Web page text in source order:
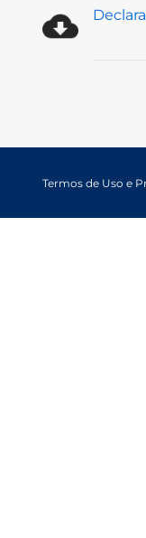
Termos de Uso e